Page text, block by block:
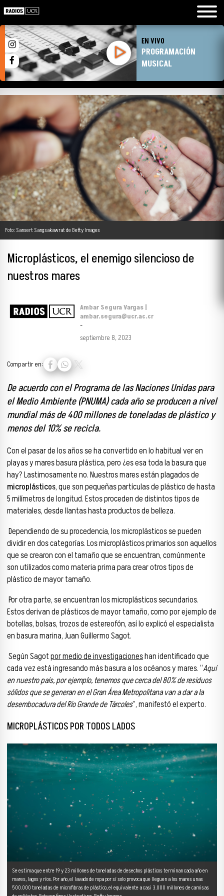
EN VIVO
PROGRAMACIÓN
MUSICAL
Foto: Sansert Sangsakawrat de Getty Images
Microplásticos, el enemigo silencioso de
nuestros mares
Ambar Segura Vargas |
ambar.segura@ucr.ac.cr
-
septiembre 8, 2023
Compartir en:
De acuerdo con el Programa de las Naciones Unidas para
el Medio Ambiente (PNUMA) cada año se producen a nivel
mundial más de 400 millones de toneladas de plástico y
menos del 10% se recicla.
Con el pasar de los años se ha convertido en lo habitual ver en
playas y mares basura plástica, pero ¿es esa toda la basura que
hay? Lastimosamente no.Nuestros mares están plagados de
microplásticos, que son pequeñas partículas de plástico de hasta
5 milímetros de longitud.Estos proceden de distintos tipos de
materiales, desde llantas hasta productos de belleza.
Dependiendo de su procedencia, los microplásticos se pueden
dividir en dos categorías. Los microplásticos primarios son aquellos
que se crearon con el tamaño que se encuentran, comúnmente
son utilizados como materia prima para crear otros tipos de
plástico de mayor tamaño.
Por otra parte, se encuentran los microplásticos secundarios.
Estos derivan de plásticos de mayor tamaño, como por ejemplo de
botellas, bolsas, trozos de estereofón, así lo explicó el especialista
en basura marina, Juan Guillermo Sagot.
Según Sagotpor medio de investigacioneshan identificado que
cada vez está ingresando más basura a los océanos y mares. “Aquí
en nuestro país, por ejemplo, tenemos que cerca del 80% de residuos
sólidos que se generan en el Gran Área Metropolitana van a dar a la
desembocadura del Río Grande de Tárcoles”, manifestó el experto.
MICROPLÁSTICOS POR TODOS LADOS
Se estima que entre 19 y 23 millones de toneladas de desechos plásticos terminan cada año en
mares, lagos y ríos. Por año, el lavado de ropa por sí solo provoca que lleguen a los mares unas
500.000 toneladas de microfibras de plástico, el equivalente a casi 3.000 millones de camisas